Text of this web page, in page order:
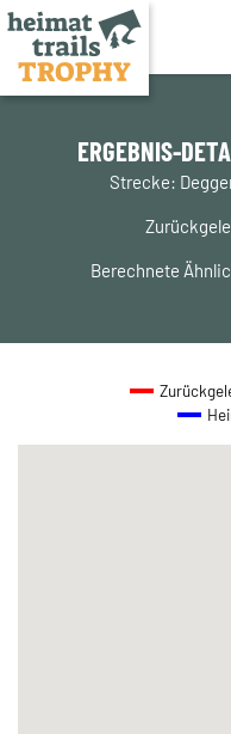
Zum
ERGEBNIS-
Strecke:
Berechnete